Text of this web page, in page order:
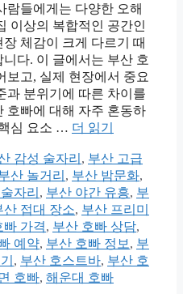
람들에게는 다양한 오해
이상의 복합적인 공간인
체감이 크게 다르기 때
다. 이 글에서는 부산 호
보고, 실제 현장에서 중요
과 분위기에 따른 차이를
호빠에 대해 자주 혼동하
심 요소 … 더 읽기
감성 술자리 , 부산 고급
산 놀거리 , 부산 밤문화,
자리 , 부산 야간 유흥, 부
산 접대 장소, 부산 프리미
빠 가격, 부산 호빠 상담,
예약, 부산 호빠 정보 , 부
, 부산 호스트바, 부산 호
호빠, 해운대 호빠